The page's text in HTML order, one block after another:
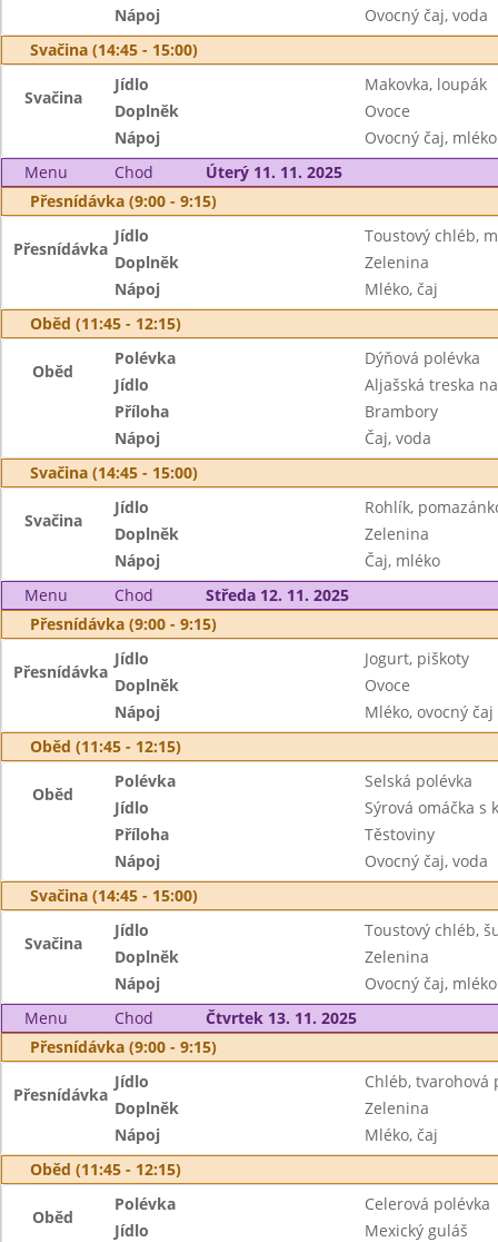
Nápoj
Ovocný čaj, voda
Svačina (14:45 - 15:00)
Svačina
Jídlo
Makovka, loupák
Doplněk
Ovoce
Nápoj
Ovocný čaj, mléko
Menu
Chod
Úterý 11. 11. 2025
Přesnídávka (9:00 - 9:15)
Přesnídávka
Jídlo
Toustový chléb,
Doplněk
Zelenina
Nápoj
Mléko, čaj
Oběd (11:45 - 12:15)
Oběd
Polévka
Dýňová polévka
Jídlo
Aljašská treska
Příloha
Brambory
Nápoj
Čaj, voda
Svačina (14:45 - 15:00)
Svačina
Jídlo
Rohlík,
Doplněk
Zelenina
Nápoj
Čaj, mléko
Menu
Chod
Středa 12. 11. 2025
Přesnídávka (9:00 - 9:15)
Přesnídávka
Jídlo
Jogurt, piškoty
Doplněk
Ovoce
Nápoj
Mléko, ovocný čaj
Oběd (11:45 - 12:15)
Oběd
Polévka
Selská polévka
Jídlo
Sýrová omáčka s
Příloha
Těstoviny
Nápoj
Ovocný čaj, voda
Svačina (14:45 - 15:00)
Svačina
Jídlo
Toustový chléb,
Doplněk
Zelenina
Nápoj
Ovocný čaj, mléko
Menu
Chod
Čtvrtek 13. 11. 2025
Přesnídávka (9:00 - 9:15)
Přesnídávka
Jídlo
Chléb, tvarohová
Doplněk
Zelenina
Nápoj
Mléko, čaj
Oběd (11:45 - 12:15)
Oběd
Polévka
Celerová polévka
Jídlo
Mexický guláš